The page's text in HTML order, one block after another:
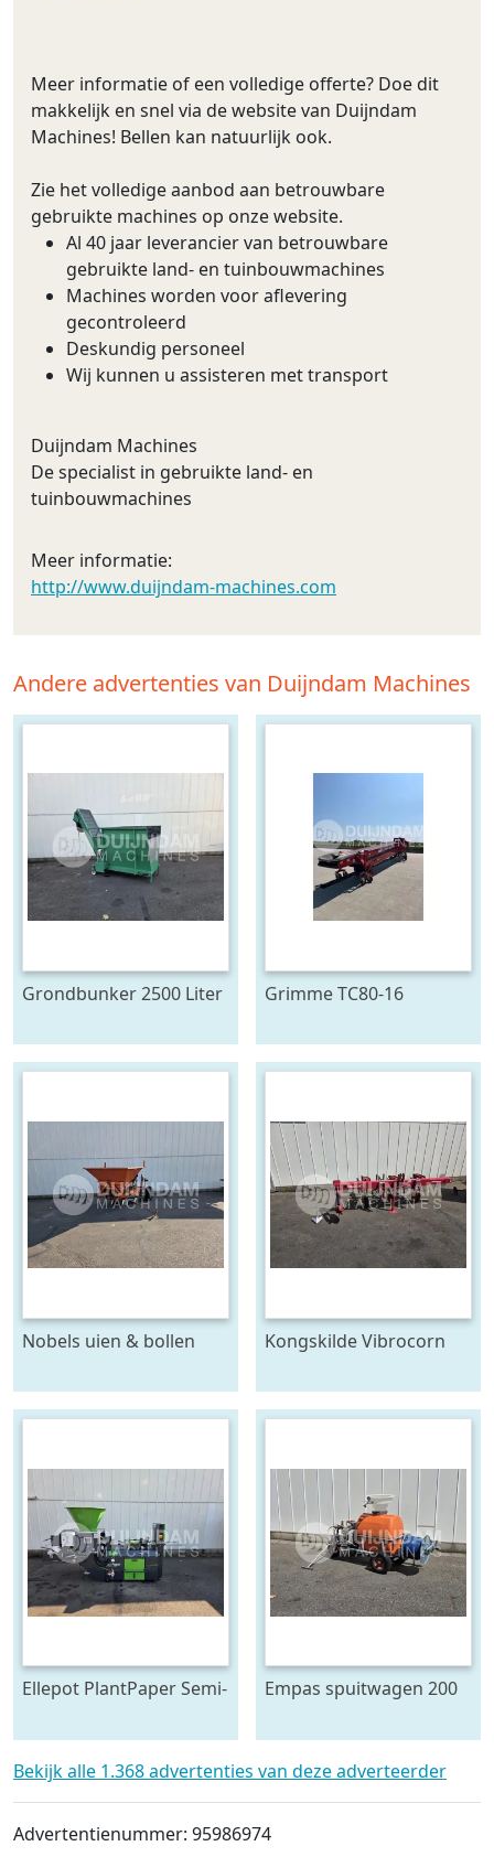
Meer informatie of een volledige offerte? Doe dit
makkelijk en snel via de website van Duijndam
Machines! Bellen kan natuurlijk ook.
Zie het volledige aanbod aan betrouwbare
gebruikte machines op onze website.
Al 40 jaar leverancier van betrouwbare
gebruikte land- en tuinbouwmachines
Machines worden voor aflevering
gecontroleerd
Deskundig personeel
Wij kunnen u assisteren met transport
Duijndam Machines
De specialist in gebruikte land- en
tuinbouwmachines
Meer informatie:
http://www.duijndam-machines.com
Andere advertenties van Duijndam Machines
Grondbunker 2500 Liter
Grimme TC80-16
Nobels uien & bollen
voor 120 cm bedden
Kongskilde Vibrocorn
Ellepot PlantPaper Semi-
paperpotmachine 4-lijns
Empas spuitwagen 200
Bekijk alle 1.368 advertenties van deze adverteerder
Advertentienummer: 95986974